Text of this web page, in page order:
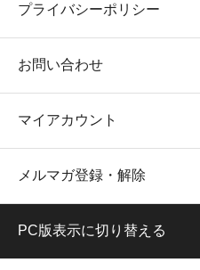
プライバシーポリシー
お問い合わせ
マイアカウント
メルマガ登録・解除
PC版表示に切り替える